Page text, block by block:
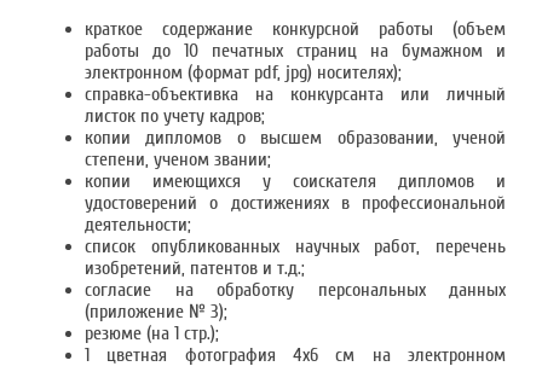
краткое содержание конкурсной работы (объем
работы до 10 печатных страниц на бумажном и
электронном (формат pdf, jpg) носителях);
справка-объективка на конкурсанта или личный
листок по учету кадров;
копии дипломов о высшем образовании, ученой
степени, ученом звании;
копии имеющихся у соискателя дипломов и
удостоверений о достижениях в профессиональной
деятельности;
список опубликованных научных работ, перечень
изобретений, патентов и т.д.;
согласие на обработку персональных данных
(приложение № 3);
резюме (на 1 стр.);
1 цветная фотография 4x6 см на электронном